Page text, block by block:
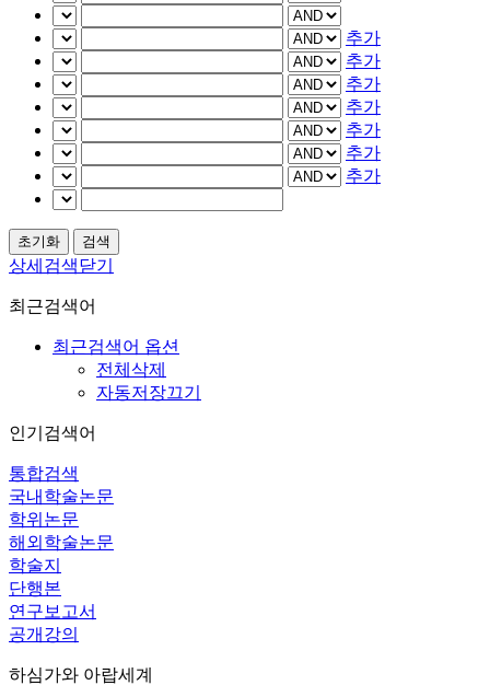
추가
추가
추가
추가
추가
추가
추가
상세검색닫기
최근검색어
최근검색어 옵션
전체삭제
자동저장끄기
인기검색어
통합검색
국내학술논문
학위논문
해외학술논문
학술지
단행본
연구보고서
공개강의
하심가와 아랍세계